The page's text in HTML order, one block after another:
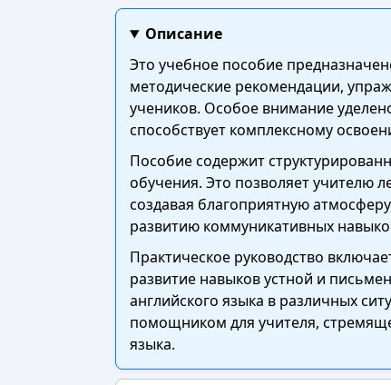
Описание
Это учебное пособие
методические рекомендации,
учеников. Особое внимание
способствует комплексному
Пособие содержит
обучения. Это позволяет учителю
создавая благоприятную
развитию коммуникативных
Практическое руководство
развитие навыков устной и
английского языка в различных
помощником для учителя,
языка.